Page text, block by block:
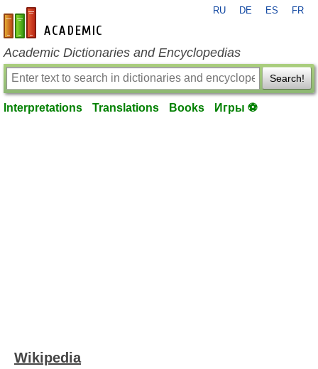
en-academic.com
RU DE ES FR
Academic Dictionaries and Encyclopedias
Search!
Interpretations Translations Books Игры ⚽
Wikipedia